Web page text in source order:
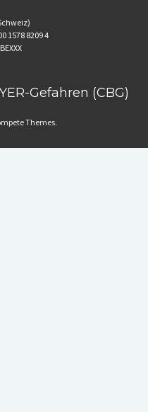
1578 8209 4
Gefahren (CBG)
Themes.